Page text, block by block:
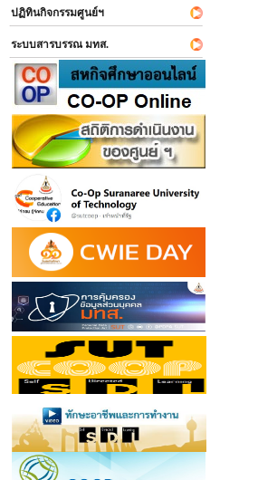
ปฏิทินกิจกรรมศูนย์ฯ
ระบบสารบรรณ มทส.